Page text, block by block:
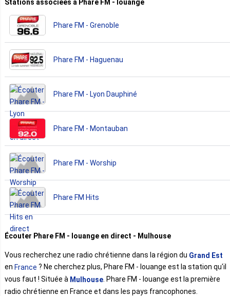
Stations associées a Phare FM - louange
Phare FM - Grenoble
Phare FM - Haguenau
Phare FM - Lyon Dauphiné
Phare FM - Montauban
Phare FM - Worship
Phare FM Hits
Écouter Phare FM - louange en direct - Mulhouse
Vous recherchez une radio chrétienne dans la région du Grand Est
en France ? Ne cherchez plus, Phare FM - louange est la station qu'il
vous faut ! Située à Mulhouse . Phare FM - louange est la première
radio chrétienne en France et dans les pays francophones.